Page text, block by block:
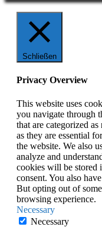
Schließen
Privacy Overview
This website uses
you navigate through
that are categorized
as they are essential
the website. We also
analyze and
cookies will be
consent. You also
But opting out of
browsing experience.
Necessary
Necessary